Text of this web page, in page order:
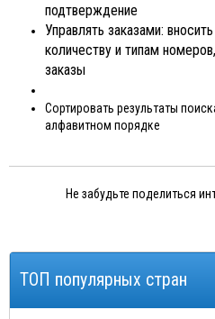
подтверждение
Управлять заказами:
количеству и типам
заказы
Сортировать результаты
алфавитном порядке
Не забудьте поделиться
ТОП популярных стран